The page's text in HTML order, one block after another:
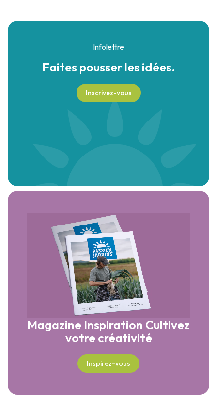
Infolettre
Faites pousserles idées.
Inscrivez-vous
Magazine Inspiration Cultivez
votre créativité
Inspirez-vous